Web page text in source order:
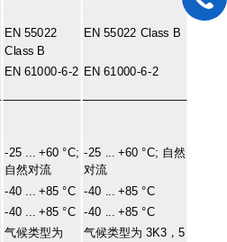
EN 55022
Class B
EN 55022 Class B
EN 61000-6-2 EN 61000-6-2
-25 ... +60 °C;
自然对流
-25 ... +60 °C; 自然
对流
-40 ... +85 °C
-40 ... +85 °C
-40 ... +85 °C
-40 ... +85 °C
气候类型为 气候类型为 3K3，5